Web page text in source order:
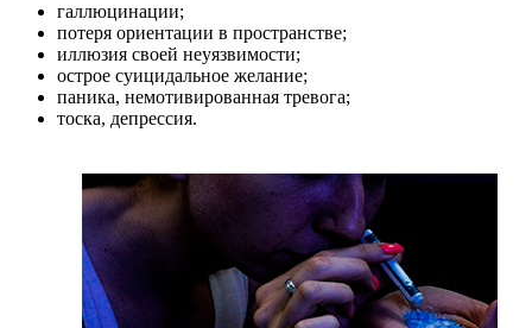
галлюцинации;
потеря ориентации в пространстве;
иллюзия своей неуязвимости;
острое суицидальное желание;
паника, немотивированная тревога;
тоска, депрессия.